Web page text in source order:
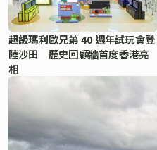
超級瑪利歐兄弟 40 週年試玩會登
陸沙田 歷史回顧牆首度香港亮
相